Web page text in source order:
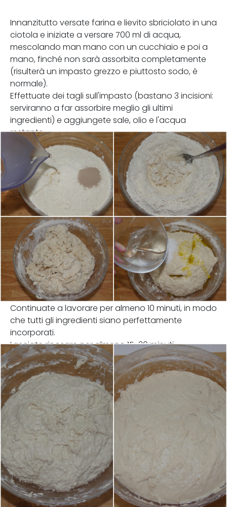
Innanzitutto versate farina e lievito sbriciolato in una
ciotola e iniziate a versare 700 ml di acqua,
mescolando man mano con un cucchiaio e poi a
mano, finché non sarà assorbita completamente
(risulterà un impasto grezzo e piuttosto sodo, è
normale).
Effettuate dei tagli sull'impasto (bastano 3 incisioni:
serviranno a far assorbire meglio gli ultimi
ingredienti) e aggiungete sale, olio e l'acqua
restante.
Continuate a lavorare per almeno 10 minuti, in modo
che tutti gli ingredienti siano perfettamente
incorporati.
Lasciate riposare per almeno 15-30 minuti.